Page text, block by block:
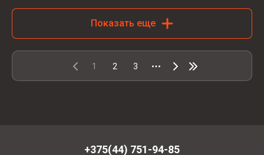
Показать еще
1 2 3
+375(44) 751-94-85